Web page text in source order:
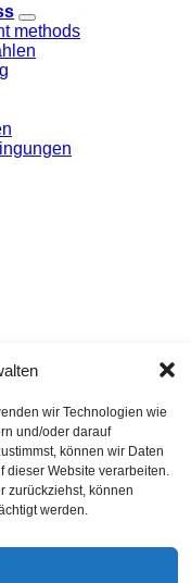
wir Technologien wie
und/oder darauf
können wir Daten
dieser Website verarbeiten.
zurückziehst, können
werden.
methods
Erforderlich